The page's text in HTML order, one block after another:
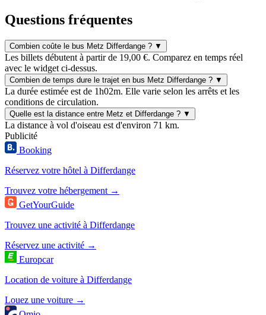
Questions fréquentes
Combien coûte le bus Metz Differdange ? ▼
Les billets débutent à partir de 19,00 €. Comparez en temps réel
avec le widget ci-dessus.
Combien de temps dure le trajet en bus Metz Differdange ? ▼
La durée estimée est de 1h02m. Elle varie selon les arrêts et les
conditions de circulation.
Quelle est la distance entre Metz et Differdange ? ▼
La distance à vol d'oiseau est d'environ 71 km.
Publicité
Booking
Réservez votre hôtel à Differdange
Trouvez votre hébergement →
GetYourGuide
Trouvez une activité à Differdange
Réservez une activité →
Europcar
Location de voiture à Differdange
Louez une voiture →